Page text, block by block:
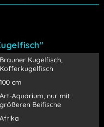
Brauner Kugelfisch,
Kofferkugelfisch
100 cm
Art-Aquarium, nur mit
größeren Beifische
Afrika